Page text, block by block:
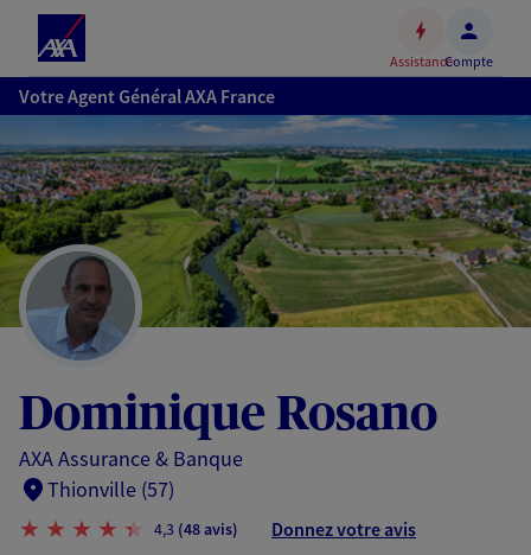
Accéder
au
contenu
principal
Accéder
au
pied
de
page
AssistanceCompte
Votre Agent Général AXA France
Dominique Rosano
AXA Assurance & Banque
Thionville (57)
4,3 (48 avis) Donnez votre avis